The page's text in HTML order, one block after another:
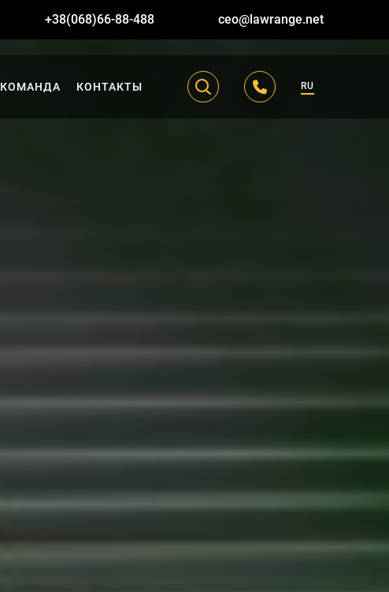
+38(068)66-88-488 ceo@lawrange.net
КОМАНДА КОНТАКТЫ RU